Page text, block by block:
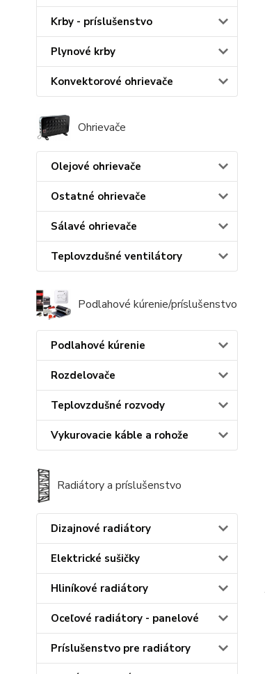
Krby - príslušenstvo
Plynové krby
Konvektorové ohrievače
Ohrievače
Olejové ohrievače
Ostatné ohrievače
Sálavé ohrievače
Teplovzdušné ventilátory
Podlahové kúrenie/príslušenstvo
Podlahové kúrenie
Rozdelovače
Teplovzdušné rozvody
Vykurovacie káble a rohože
Radiátory a príslušenstvo
Dizajnové radiátory
Elektrické sušičky
Hliníkové radiátory
Oceľové radiátory - panelové
Príslušenstvo pre radiátory